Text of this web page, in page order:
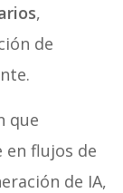
,
de
que
en flujos de
de IA,